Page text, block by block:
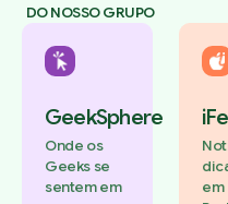
DO NOSSO GRUPO
GeekSphere
Onde os
Geeks se
sentem em
em